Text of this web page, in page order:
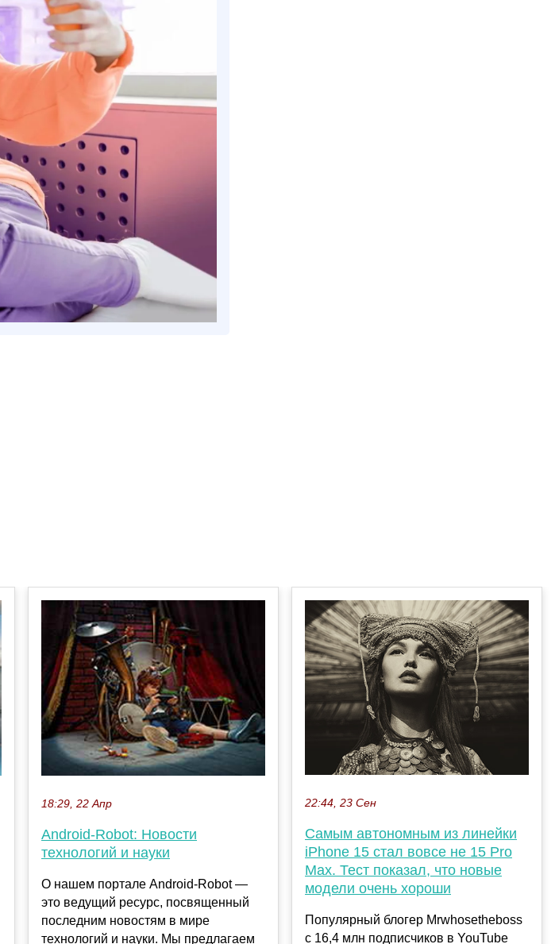
18:29, 22 Апр
Android-Robot: Новости
технологий и науки
О нашем портале Android-Robot —
это ведущий ресурс, посвященный
последним новостям в мире
технологий и науки. Мы предлагаем
22:44, 23 Сен
Самым автономным из линейки
iPhone 15 стал вовсе не 15 Pro
Max. Тест показал, что новые
модели очень хороши
Популярный блогер Mrwhosetheboss
с 16,4 млн подписчиков в YouTube